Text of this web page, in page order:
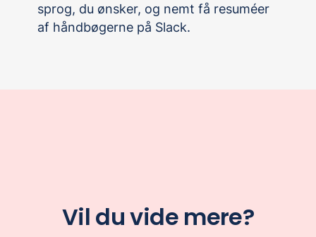
sprog, du ønsker, og nemt få resuméer
af håndbøgerne på Slack.
Vil du vide mere?